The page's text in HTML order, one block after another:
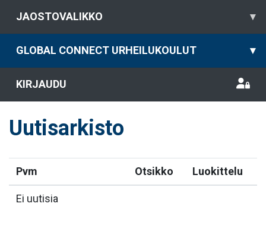
JAOSTOVALIKKO ▾
GLOBAL CONNECT URHEILUKOULUT ▾
KIRJAUDU
Uutisarkisto
Pvm Otsikko Luokittelu
Ei uutisia